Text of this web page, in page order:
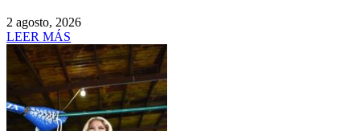
2 agosto, 2026
LEER MÁS